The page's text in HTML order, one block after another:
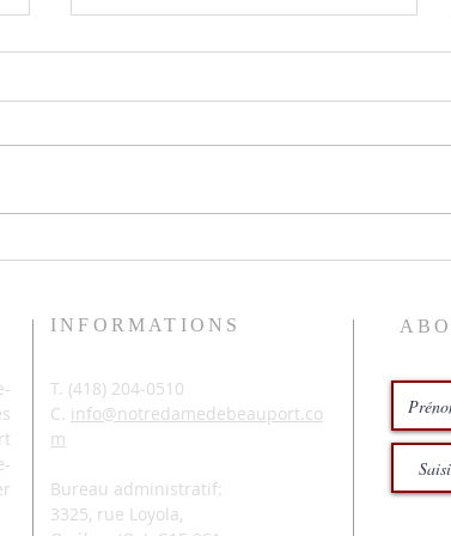
INFORMATIONS
T. (418) 204-0510
C. info@notredamedebeauport.co
m
Bureau administratif:
3325, rue Loyola,